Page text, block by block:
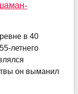
в 40
летнего
он выманил